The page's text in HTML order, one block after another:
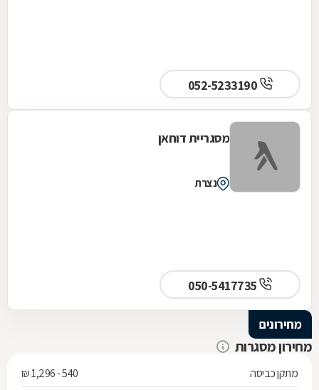
מסגריית דוחאן
נצרת
מחירונים
מחירון מסגרות
מתקן כביסה
540 - 1,296 ₪